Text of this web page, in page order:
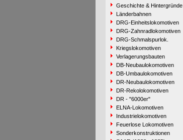
Geschichte & Hintergründe
Länderbahnen
DRG-Einheitslokomotiven
DRG-Zahnradlokomotiven
DRG-Schmalspurlok.
Kriegslokomotiven
Verlagerungsbauten
DB-Neubaulokomotiven
DB-Umbaulokomotiven
DR-Neubaulokomotiven
DR-Rekolokomotiven
DR - "6000er"
ELNA-Lokomotiven
Industrielokomotiven
Feuerlose Lokomotiven
Sonderkonstruktionen